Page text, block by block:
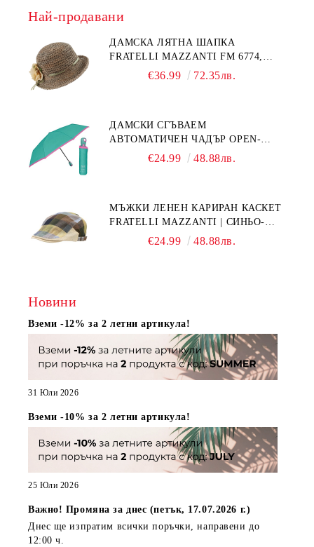
Най-продавани
ДАМСКА ЛЯТНА ШАПКА
FRATELLI MAZZANTI FM 6774,
НАТУРАЛЕН/ЖЪЛТО ЦВЕТЕ
€36.99 72.35лв.
ДАМСКИ СГЪВАЕМ
АВТОМАТИЧЕН ЧАДЪР OPEN-
CLOSE | PERLETTI TECHNOLOGY
€24.99 48.88лв.
МЪЖКИ ЛЕНЕН КАРИРАН КАСКЕТ
FRATELLI MAZZANTI | СИНЬО-
ЗЕЛЕНО КАРЕ
€24.99 48.88лв.
Новини
Вземи -12% за 2 летни артикула!
31 Юли 2026
Вземи -10% за 2 летни артикула!
25 Юли 2026
Важно! Промяна за днес (петък, 17.07.2026 г.)
Днес ще изпратим всички поръчки, направенидо
12:00 ч.